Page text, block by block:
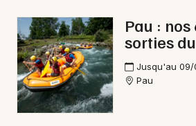
Actus à Orthez
Magazine à Orthez
Pau :
sorties
Jusqu'au 09/
Pau